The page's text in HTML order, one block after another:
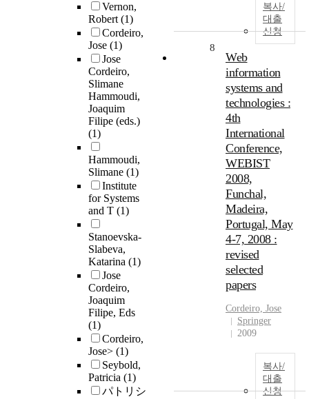
Vernon,
Robert(1)
Cordeiro,
Jose (1)
Jose
Cordeiro,
Slimane
Hammoudi,
Joaquim
Filipe (eds.)
(1)
Hammoudi,
Slimane (1)
Institute
for Systems
and T (1)
Stanoevska-
Slabeva,
Katarina (1)
Jose
Cordeiro,
Joaquim
Filipe, Eds
(1)
Cordeiro,
Jose> (1)
Seybold,
Patricia (1)
パトリシ
복사/
대출
신청
8
Web
information
systems and
technologies :
4th
International
Conference,
WEBIST
2008,
Funchal,
Madeira,
Portugal, May
4-7, 2008 :
revised
selected
papers
Cordeiro, Jose
Springer
2009
복사/
대출
신청